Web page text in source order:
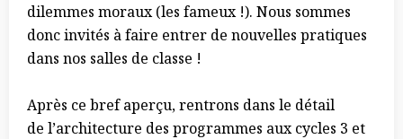
dilemmes moraux (les fameux !). Nous sommes
donc invités à faire entrer de nouvelles pratiques
dans nos salles de classe !
Après ce bref aperçu, rentrons dans le détail
de l’architecture des programmes aux cycles 3 et